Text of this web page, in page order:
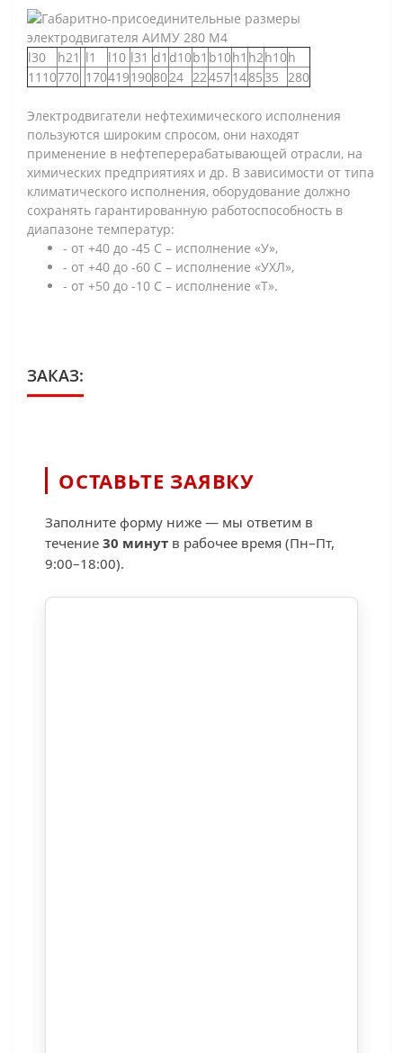
l30 h21 l1 l10 l31 d1 d10b1 b10h1 h2h10h
1110770 1704191908024 22457148535 280
Электродвигатели нефтехимического исполнения
пользуются широким спросом, они находят
применение в нефтеперерабатывающей отрасли, на
химических предприятиях и др. В зависимости от типа
климатического исполнения, оборудование должно
сохранять гарантированную работоспособность в
диапазоне температур:
- от +40 до -45 С – исполнение «У»,
- от +40 до -60 С – исполнение «УХЛ»,
- от +50 до -10 С – исполнение «Т».
ЗАКАЗ:
ОСТАВЬТЕ ЗАЯВКУ
Заполните форму ниже — мы ответим в
течение 30 минут в рабочее время (Пн–Пт,
9:00–18:00).